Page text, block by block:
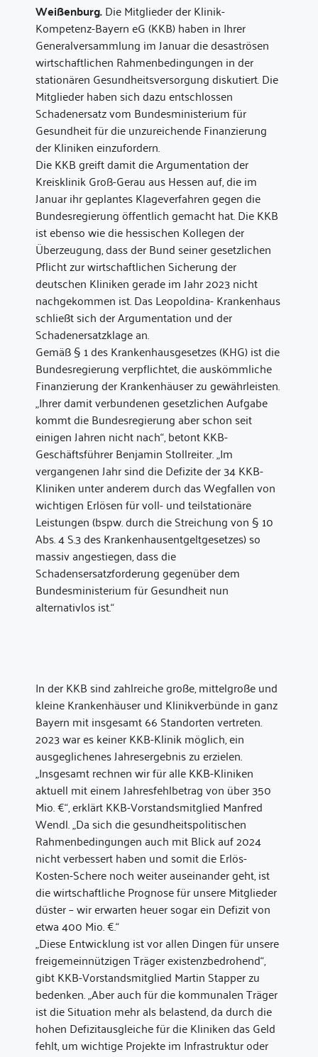
Weißenburg.Die Mitglieder der Klinik-
Kompetenz-Bayern eG (KKB) haben in Ihrer
Generalversammlung im Januar die desaströsen
wirtschaftlichen Rahmenbedingungen in der
stationären Gesundheitsversorgung diskutiert. Die
Mitglieder haben sich dazu entschlossen
Schadenersatz vom Bundesministerium für
Gesundheit für die unzureichende Finanzierung
der Kliniken einzufordern.
Die KKB greift damit die Argumentation der
Kreisklinik Groß-Gerau aus Hessen auf, die im
Januar ihr geplantes Klageverfahren gegen die
Bundesregierung öffentlich gemacht hat. Die KKB
ist ebenso wie die hessischen Kollegen der
Überzeugung, dass der Bund seiner gesetzlichen
Pflicht zur wirtschaftlichen Sicherung der
deutschen Kliniken gerade im Jahr 2023 nicht
nachgekommen ist. Das Leopoldina- Krankenhaus
schließt sich der Argumentation und der
Schadenersatzklage an.
Gemäß § 1 des Krankenhausgesetzes (KHG) ist die
Bundesregierung verpflichtet, die auskömmliche
Finanzierung der Krankenhäuser zu gewährleisten.
„Ihrer damit verbundenen gesetzlichen Aufgabe
kommt die Bundesregierung aber schon seit
einigen Jahren nicht nach“, betont KKB-
Geschäftsführer Benjamin Stollreiter. „Im
vergangenen Jahr sind die Defizite der 34 KKB-
Kliniken unter anderem durch das Wegfallen von
wichtigen Erlösen für voll- und teilstationäre
Leistungen (bspw. durch die Streichung von § 10
Abs. 4 S.3 des Krankenhausentgeltgesetzes) so
massiv angestiegen, dass die
Schadensersatzforderung gegenüber dem
Bundesministerium für Gesundheit nun
alternativlos ist.“
In der KKB sind zahlreiche große, mittelgroße und
kleine Krankenhäuser und Klinikverbünde in ganz
Bayern mit insgesamt 66 Standorten vertreten.
2023 war es keiner KKB-Klinik möglich, ein
ausgeglichenes Jahresergebnis zu erzielen.
„Insgesamt rechnen wir für alle KKB-Kliniken
aktuell mit einem Jahresfehlbetrag von über 350
Mio. €“, erklärt KKB-Vorstandsmitglied Manfred
Wendl. „Da sich die gesundheitspolitischen
Rahmenbedingungen auch mit Blick auf 2024
nicht verbessert haben und somit die Erlös-
Kosten-Schere noch weiter auseinander geht, ist
die wirtschaftliche Prognose für unsere Mitglieder
düster – wir erwarten heuer sogar ein Defizit von
etwa 400 Mio. €.“
„Diese Entwicklung ist vor allen Dingen für unsere
freigemeinnützigen Träger existenzbedrohend“,
gibt KKB-Vorstandsmitglied Martin Stapper zu
bedenken. „Aber auch für die kommunalen Träger
ist die Situation mehr als belastend, da durch die
hohen Defizitausgleiche für die Kliniken das Geld
fehlt, um wichtige Projekte im Infrastruktur oder